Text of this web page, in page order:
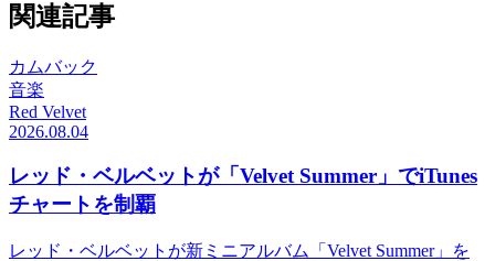
関連記事
カムバック
音楽
Red Velvet
2026.08.04
レッド・ベルベットが「Velvet Summer」でiTunes
チャートを制覇
レッド・ベルベットが新ミニアルバム「Velvet Summer」を